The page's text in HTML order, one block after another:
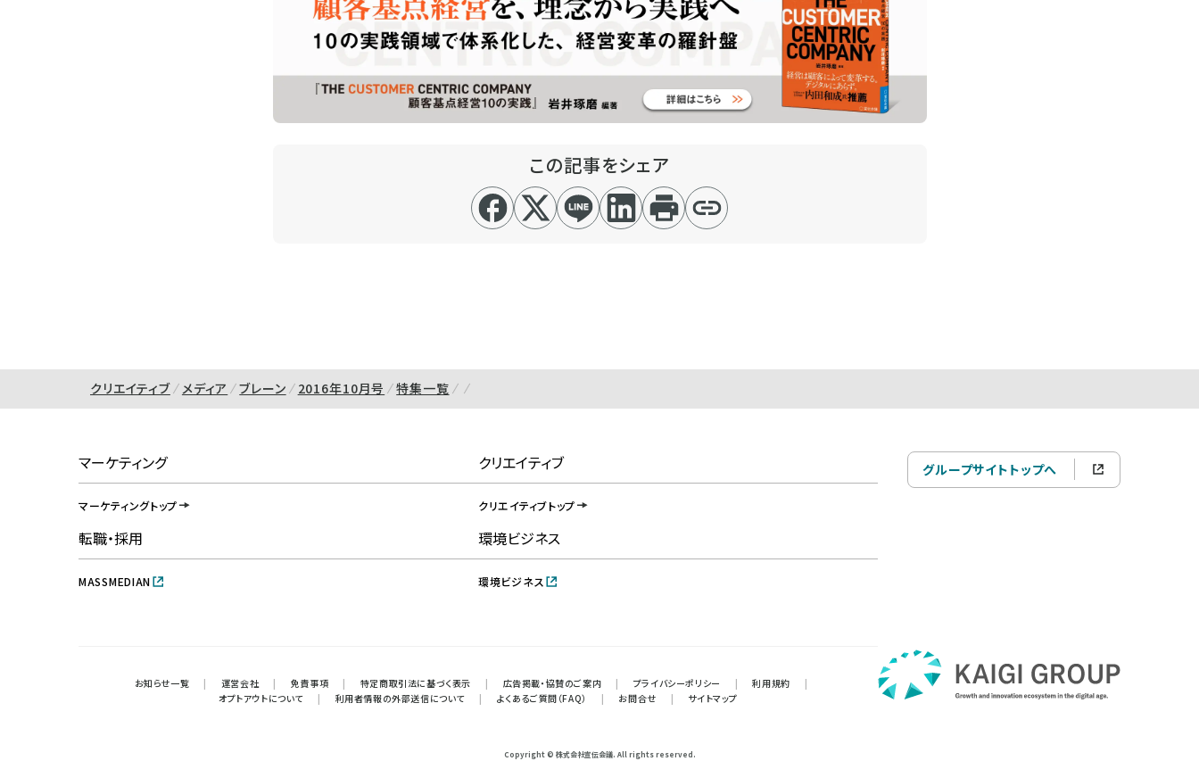
この記事をシェア
クリエイティブ メディア ブレーン 2016年10月号 特集一覧
マーケティング
マーケティングトップ
クリエイティブ
クリエイティブトップ
転職・採用
MASSMEDIAN
環境ビジネス
環境ビジネス
お知らせ一覧 | 運営会社 | 免責事項 | 特定商取引法に基づく表示 | 広告掲載・協賛のご案内 | プライバシーポリシー | 利用規約
|
オプトアウトについて
| 利用者情報の外部送信について | よくあるご質問（FAQ） | お問合せ | サイトマップ
グループサイトトップへ
Copyright © 株式会社宣伝会議. All rights reserved.